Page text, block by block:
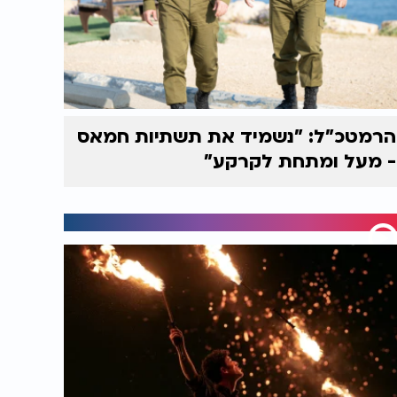
הרמטכ"ל: "נשמיד את תשתיות חמאס
- מעל ומתחת לקרקע"